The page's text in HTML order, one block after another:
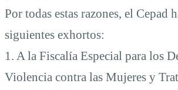
Por todas estas razones, el Cepad
siguientes exhortos:
1. A la Fiscalía Especial para los
Violencia contra las Mujeres y